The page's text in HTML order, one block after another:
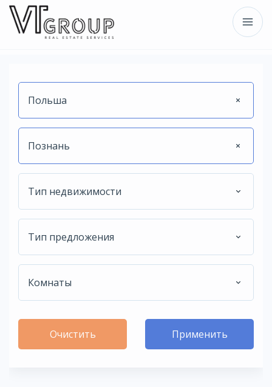
Польша
Познань
Тип недвижимости
Тип предложения
Комнаты
Очистить Применить